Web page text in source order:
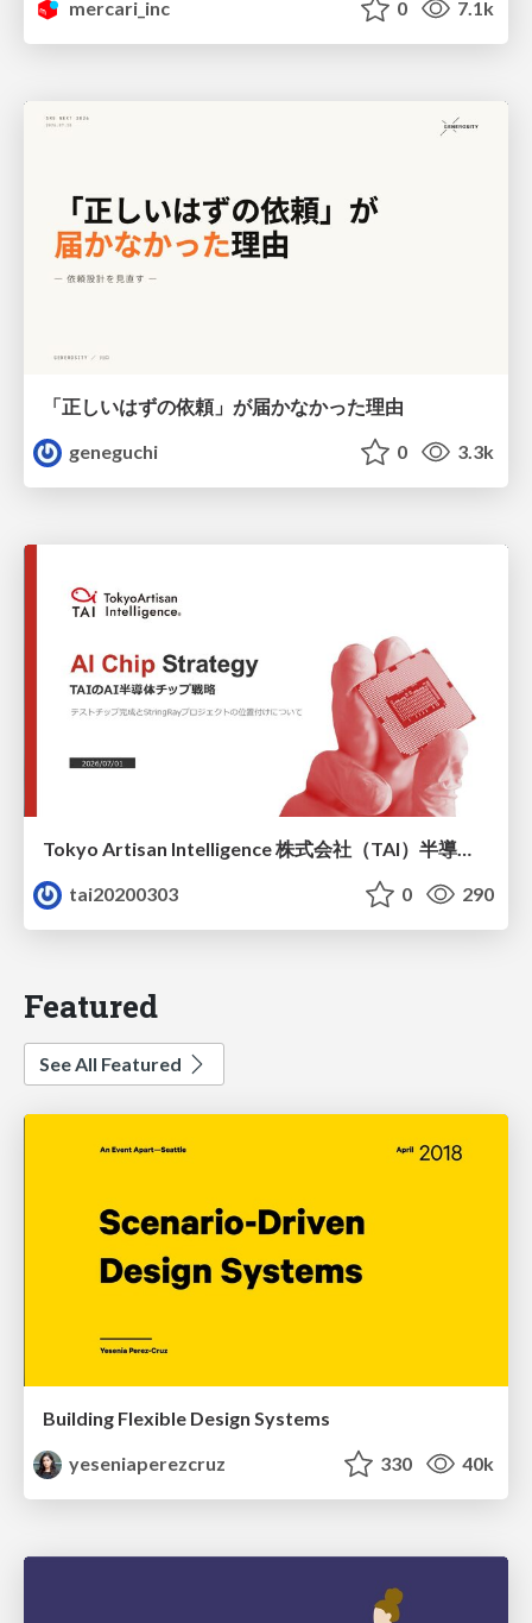
mercari_inc
0 7.1k
「正しいはずの依頼」が届かなかった理由
geneguchi
0 3.3k
Tokyo Artisan Intelligence 株式会社（TAI）半導体戦略_最新版
tai20200303
0 290
Featured
See All Featured
Building Flexible Design Systems
yeseniaperezcruz
330 40k